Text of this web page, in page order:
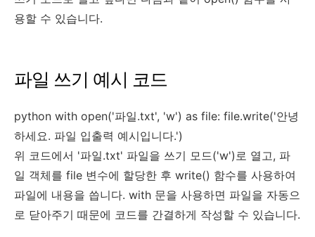
용할 수 있습니다.
파일 쓰기 예시 코드
python with open('파일.txt', 'w') as file: file.write('안녕
하세요. 파일 입출력 예시입니다.')
위 코드에서 '파일.txt' 파일을 쓰기 모드('w')로 열고, 파
일 객체를 file 변수에 할당한 후 write() 함수를 사용하여
파일에 내용을 씁니다. with 문을 사용하면 파일을 자동으
로 닫아주기 때문에 코드를 간결하게 작성할 수 있습니다.